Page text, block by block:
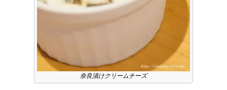
奈良漬けクリームチーズ